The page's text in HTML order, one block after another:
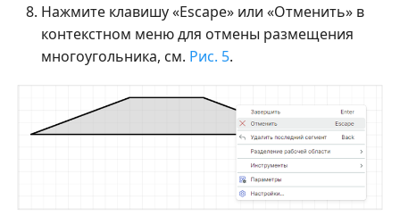
Нажмите клавишу «Escape» или «Отменить» в
контекстном меню для отмены размещения
многоугольника, см. Рис. 5.